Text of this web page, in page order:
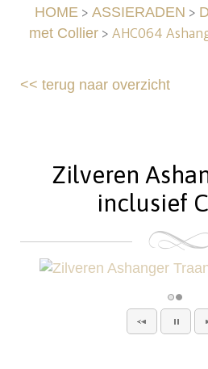
HOME> ASSIERADEN >
met Collier>AHC064
<<terug naar overzicht
Zilveren
inclusief